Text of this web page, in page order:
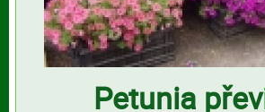
Petunia